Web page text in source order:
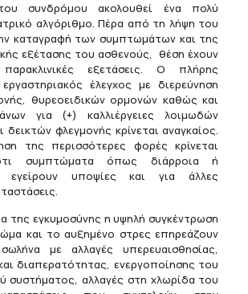
συνδρόμου ακολουθεί ένα πολύ
αλγόριθμο. Πέρα από τη λήψη του
καταγραφή των συμπτωμάτων και της
εξέτασης του ασθενούς, θέση έχουν
εξετάσεις. Ο πλήρης
έλεγχος με διερεύνηση
θυρεοειδικών ορμονών καθώς και
για (+) καλλιέργειες λοιμωδών
δεικτών φλεγμονής κρίνεται αναγκαίος.
της περισσότερες φορές κρίνεται
συμπτώματα όπως διάρροια ή
εγείρουν υποψίες και για άλλες
της εγκυμοσύνης η υψηλή συγκέντρωση
και το αυξημένο στρες επηρεάζουν
με αλλαγές υπερευαισθησίας,
διαπερατότητας, ενεργοποίησης του
συστήματος, αλλαγές στη χλωρίδα του